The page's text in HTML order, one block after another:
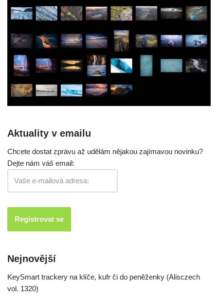
Aktuality v emailu
Chcete dostat zprávu až udělám nějakou zajímavou novinku?
Dejte nám váš email:
Nejnovější
KeySmart trackery na klíče, kufr či do peněženky (Alisczech
vol. 1320)